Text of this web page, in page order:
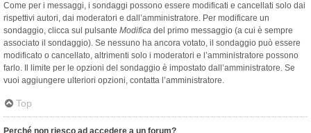
Come per i messaggi, i sondaggi possono essere modificati e cancellati solo dai
rispettivi autori, dai moderatori e dall’amministratore. Per modificare un
sondaggio, clicca sul pulsante Modifica del primo messaggio (a cui è sempre
associato il sondaggio). Se nessuno ha ancora votato, il sondaggio può essere
modificato o cancellato, altrimenti solo i moderatori e l’amministratore possono
farlo. Il limite per le opzioni del sondaggio è impostato dall’amministratore. Se
vuoi aggiungere ulteriori opzioni, contatta l’amministratore.
Top
Perché non riesco ad accedere a un forum?